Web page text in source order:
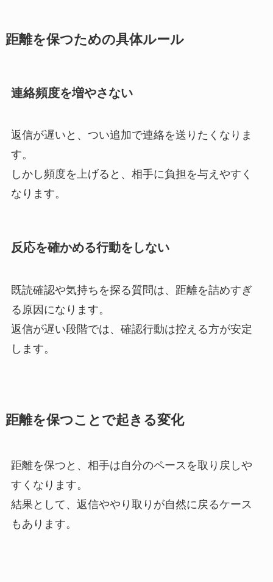
距離を保つための具体ルール
連絡頻度を増やさない
返信が遅いと、つい追加で連絡を送りたくなりま
す。
しかし頻度を上げると、相手に負担を与えやすく
なります。
反応を確かめる行動をしない
既読確認や気持ちを探る質問は、距離を詰めすぎ
る原因になります。
返信が遅い段階では、確認行動は控える方が安定
します。
距離を保つことで起きる変化
距離を保つと、相手は自分のペースを取り戻しや
すくなります。
結果として、返信ややり取りが自然に戻るケース
もあります。